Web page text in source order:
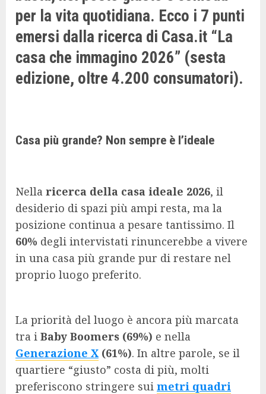
per la vita quotidiana. Ecco i 7 punti
emersi dalla ricerca di Casa.it “La
casa che immagino 2026” (sesta
edizione, oltre 4.200 consumatori).
Casa più grande? Non sempre è l’ideale
Nella ricerca della casa ideale 2026, il
desiderio di spazi più ampi resta, ma la
posizione continua a pesare tantissimo. Il
60% degli intervistati rinuncerebbe a vivere
in una casa più grande pur di restare nel
proprio luogo preferito.
La priorità del luogo è ancora più marcata
tra i Baby Boomers (69%) e nella
Generazione X (61%). In altre parole, se il
quartiere “giusto” costa di più, molti
preferiscono stringere sui metri quadri